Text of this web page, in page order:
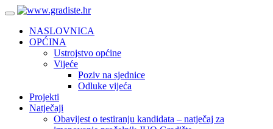
NASLOVNICA
OPĆINA
Ustrojstvo općine
Vijeće
Poziv na sjednice
Odluke vijeća
Projekti
Natječaji
Obavijest o testiranju kandidata – natječaj za